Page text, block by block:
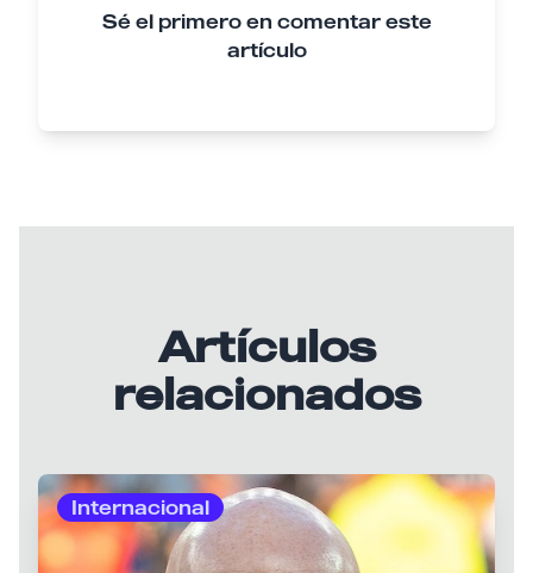
Sé el primero en comentar este
artículo
Artículos
relacionados
Internacional